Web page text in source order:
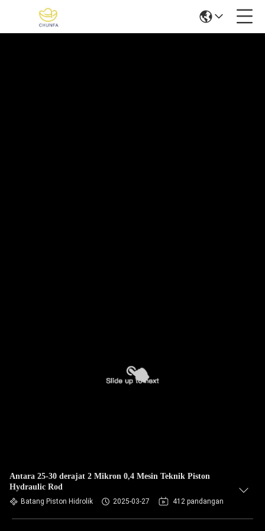
Antara 25-30 derajat 2 Mikron 0,4 Mesin Teknik Piston
Hydraulic Rod
Batang Piston Hidrolik 2025-03-27 412 pandangan